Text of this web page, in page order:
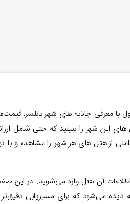
با معرفی جاذبه های شهر بابلسر،
این شهر را ببینید که حتی شامل
از هتل های هر شهر را مشاهده و با
آن هتل وارد می‌شوید. در این
دیده می‌شود که برای مسیریابی